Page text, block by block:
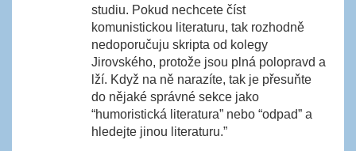
studiu. Pokud nechcete číst
komunistickou literaturu, tak rozhodně
nedoporučuju skripta od kolegy
Jirovského, protože jsou plná polopravd a
lží. Když na ně narazíte, tak je přesuňte
do nějaké správné sekce jako
“humoristická literatura” nebo “odpad” a
hledejte jinou literaturu.”